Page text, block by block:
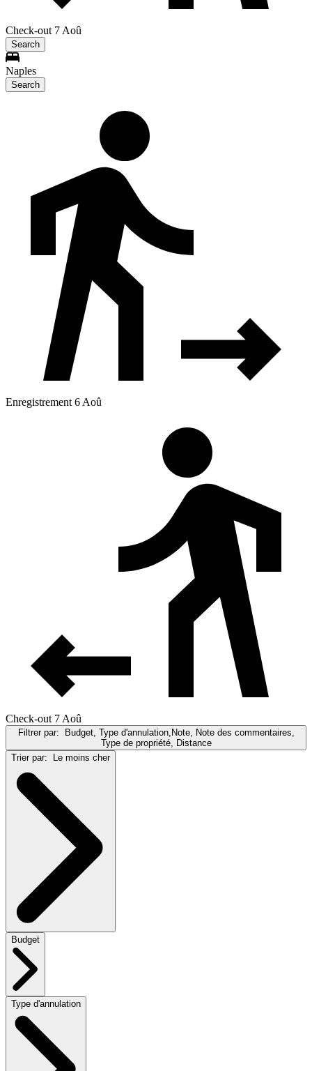
Check-out 7 Aoû
Search
Naples
Search
Enregistrement 6 Aoû
Check-out 7 Aoû
Filtrer par:
Budget, Type d'annulation,Note, Note des commentaires,
Type de propriété, Distance
Trier par:
Le moins cher
Budget
Type d'annulation